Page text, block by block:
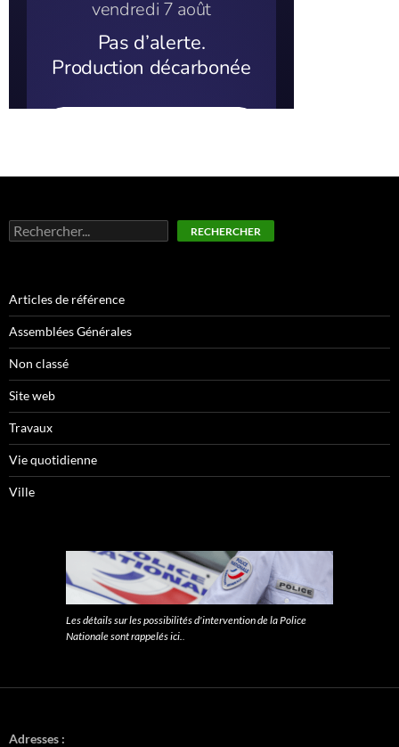
Rechercher RECHERCHER
Articles de référence
Assemblées Générales
Non classé
Site web
Travaux
Vie quotidienne
Ville
Les détails sur les possibilités d'intervention de la Police
Nationale sont rappelés ici..
Adresses :